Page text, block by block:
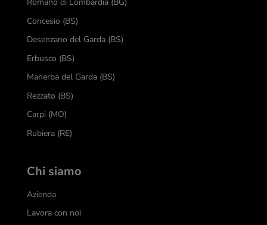
Concesio (BS)
Desenzano del Garda (BS)
Erbusco (BS)
Manerba del Garda (BS)
Rezzato (BS)
Carpi (MO)
Rubiera (RE)
Chi siamo
Azienda
Lavora con noi